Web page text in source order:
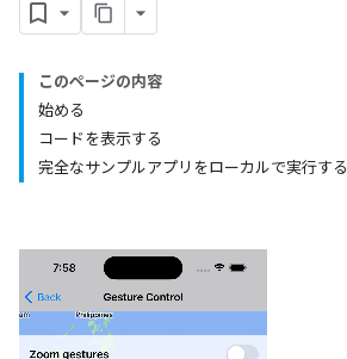
このページの内容
始める
コードを表示する
完全なサンプルアプリをローカルで実行する